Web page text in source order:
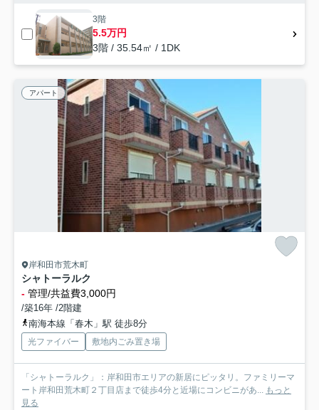
3階
5.5万円
3階 / 35.54㎡ / 1DK
アパート
岸和田市荒木町
シャトーラルク
- 管理/共益費3,000円
/築16年 /2階建
南海本線「春木」駅 徒歩8分
光ファイバー 敷地内ごみ置き場
「シャトーラルク」：岸和田市エリアの新居にピッタリ。ファミリーマ
ート岸和田荒木町２丁目店まで徒歩4分と近場にコンビニがあ... もっと
見る